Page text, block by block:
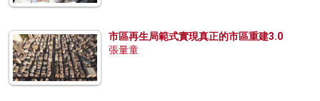
市區再生局範式實現真正的市區重建3.0
張量童